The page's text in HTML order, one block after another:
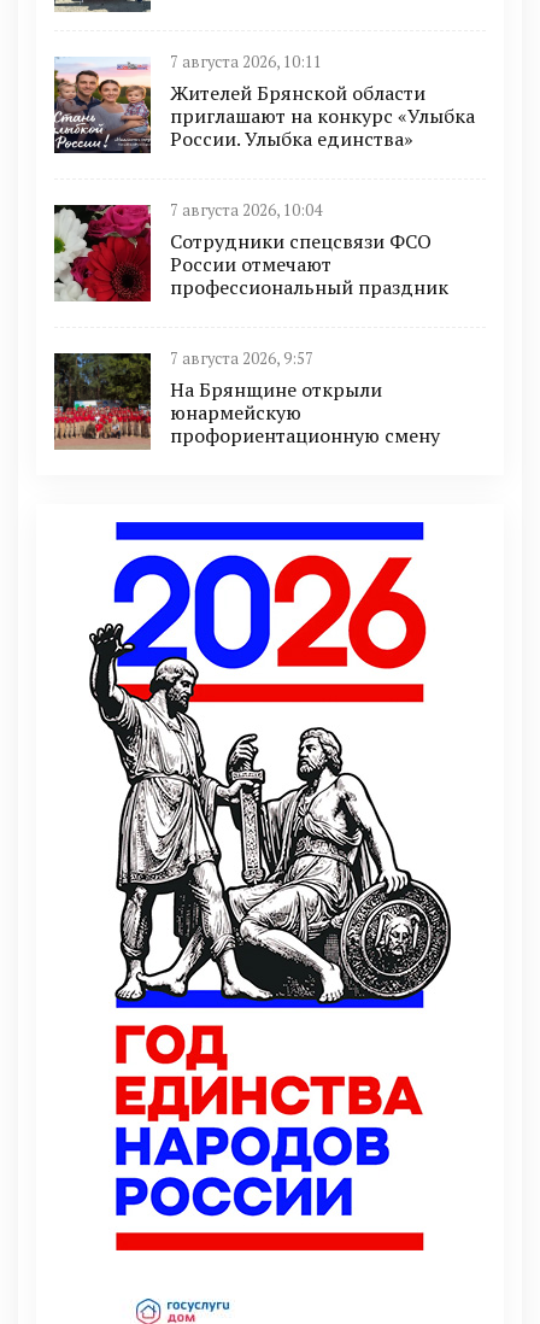
7 августа 2026, 10:11
Жителей Брянской области
приглашают на конкурс «Улыбка
России. Улыбка единства»
7 августа 2026, 10:04
Сотрудники спецсвязи ФСО
России отмечают
профессиональный праздник
7 августа 2026, 9:57
На Брянщине открыли
юнармейскую
профориентационную смену